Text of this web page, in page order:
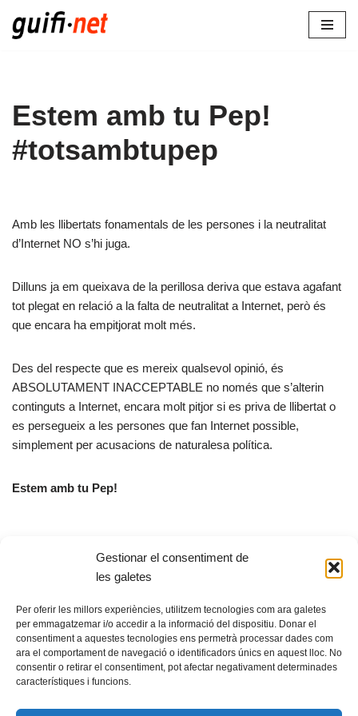
Gestionar el consentiment de
les galetes
Per oferir les millors experiències, utilitzem tecnologies com ara galetes
per emmagatzemar i/o accedir a la informació del dispositiu. Donar el
consentiment a aquestes tecnologies ens permetrà processar dades com
ara el comportament de navegació o identificadors únics en aquest lloc. No
consentir o retirar el consentiment, pot afectar negativament determinades
característiques i funcions.
Vés
Estem amb tu Pep!
#totsambtupep
Amb les llibertats fonamentals de les persones i la neutralitat
d’Internet NO s’hi juga.
Dilluns ja em queixava de la perillosa deriva que estava agafant
tot plegat en relació a la falta de neutralitat a Internet, però és
que encara ha empitjorat molt més.
Des del respecte que es mereix qualsevol opinió, és
ABSOLUTAMENT INACCEPTABLE no només que s’alterin
continguts a Internet, encara molt pitjor si es priva de llibertat o
es persegueix a les persones que fan Internet possible,
simplement per acusacions de naturalesa política.
Estem amb tu Pep!
a
c
e
b
E
ail
C
o
m
p
ar
© Fundació guifi.net -Privadesa i avís legal